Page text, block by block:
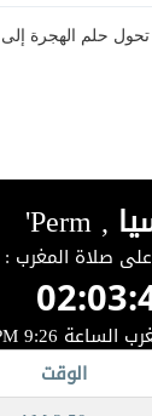
تحول حلم الهجرة